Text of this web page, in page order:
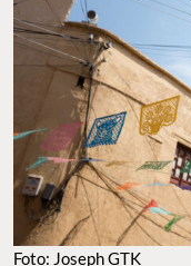
Foto: Joseph GTK